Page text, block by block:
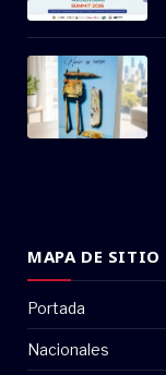
MAPA DE SITIO
Portada
Nacionales